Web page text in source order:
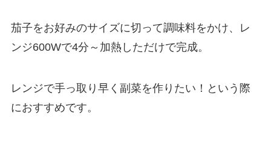
茄子をお好みのサイズに切って調味料をかけ、レ
ンジ600Wで4分～加熱しただけで完成。
レンジで手っ取り早く副菜を作りたい！という際
におすすめです。